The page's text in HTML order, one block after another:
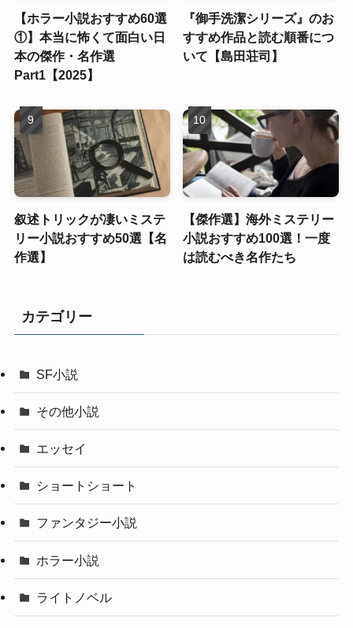
【ホラー小説おすすめ60選
①】本当に怖くて面白い日
本の傑作・名作選
Part1【2025】
『御手洗潔シリーズ』のお
すすめ作品と読む順番につ
いて【島田荘司】
叙述トリックが凄いミステ
リー小説おすすめ50選【名
作選】
【傑作選】海外ミステリー
小説おすすめ100選！一度
は読むべき名作たち
カテゴリー
SF小説
その他小説
エッセイ
ショートショート
ファンタジー小説
ホラー小説
ライトノベル